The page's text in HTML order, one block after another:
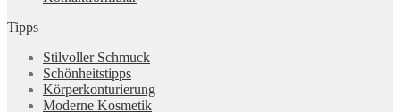
Tipps
Stilvoller Schmuck
Schönheitstipps
Körperkonturierung
Moderne Kosmetik